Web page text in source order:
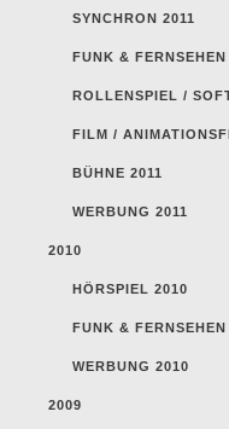
SYNCHRON 2011
FUNK & FERNSEHEN
ROLLENSPIEL /
FILM /
BÜHNE 2011
WERBUNG 2011
2010
HÖRSPIEL 2010
FUNK & FERNSEHEN
WERBUNG 2010
2009